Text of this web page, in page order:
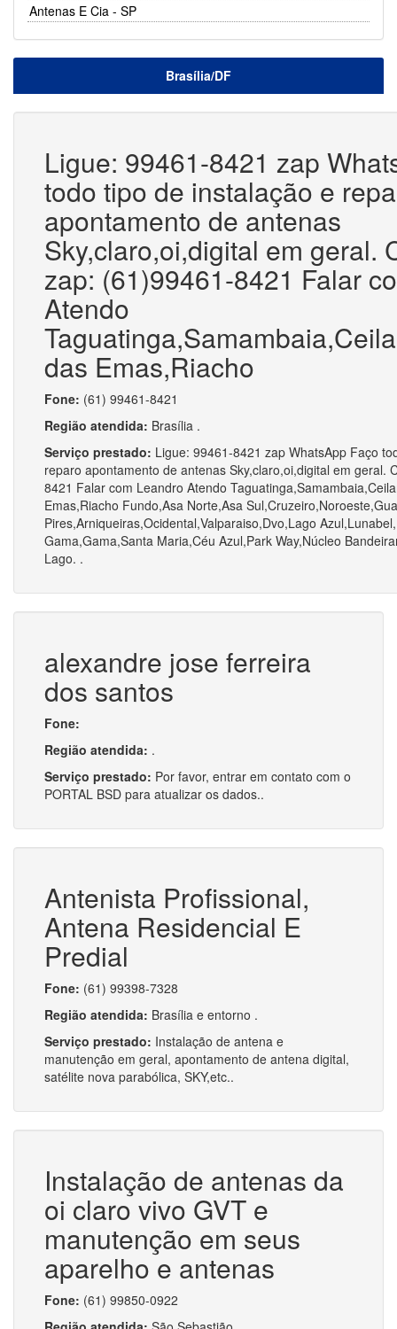
Antenas E Cia - SP
Brasília/DF
Ligue: 99461-8421 zap
todo tipo de instalação e
apontamento de antenas
Sky,claro,oi,digital em geral.
zap: (61)99461-8421 Falar
Atendo
das Emas,Riacho
Fone: (61) 99461-8421
Região atendida: Brasília .
Serviço prestado: Ligue: 99461-8421 zap WhatsApp Faço
reparo apontamento de antenas Sky,claro,oi,digital em geral.
8421 Falar com Leandro Atendo
Emas,Riacho Fundo,Asa Norte,Asa
Pires,Arniqueiras,Ocidental,Valparaiso,Dvo,Lago
Gama,Gama,Santa Maria,Céu Azul,Park Way,Núcleo
Lago. .
alexandre jose ferreira
dos santos
Fone:
Região atendida: .
Serviço prestado: Por favor, entrar em contato com o
PORTAL BSD para atualizar os dados..
Antenista Profissional,
Antena Residencial E
Predial
Fone: (61) 99398-7328
Região atendida: Brasília e entorno .
Serviço prestado: Instalação de antena e
manutenção em geral, apontamento de antena digital,
satélite nova parabólica, SKY,etc..
Instalação de antenas da
oi claro vivo GVT e
manutenção em seus
aparelho e antenas
Fone: (61) 99850-0922